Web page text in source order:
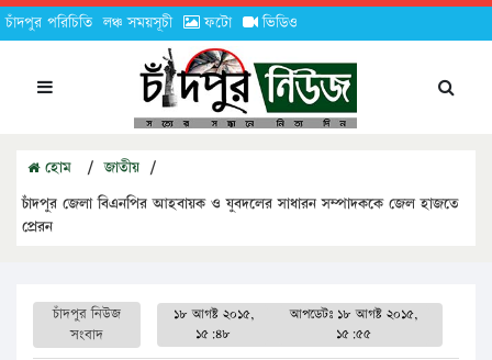
চাঁদপুর পরিচিতি লঞ্চ সময়সূচী ফটো ভিডিও
হোম / জাতীয় /
চাঁদপুর জেলা বিএনপির আহবায়ক ও যুবদলের সাধারন সম্পাদককে জেল হাজতে
প্রেরন
চাঁদপুর নিউজ
সংবাদ
১৮ আগষ্ট ২০১৫,
১৫:৪৮
আপডেটঃ ১৮ আগষ্ট ২০১৫,
১৫:৫৫